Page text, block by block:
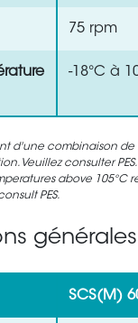
75 rpm
-18°C à
d'une combinaison de
Veuillez consulter PES.
above 105°C
PES.
générales
SCS(M)